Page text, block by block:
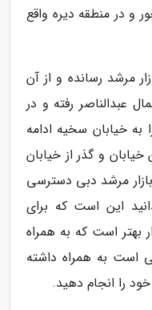
و در منطقه دیره واقع
مرشد رسانده و از آن
عبدالناصر رفته و در
خیابان سخیه ادامه
و گذر از خیابان
مرشد دبی دسترسی
این است که برای
بهتر است که به همراه
است به همراه داشته
را انجام دهید.